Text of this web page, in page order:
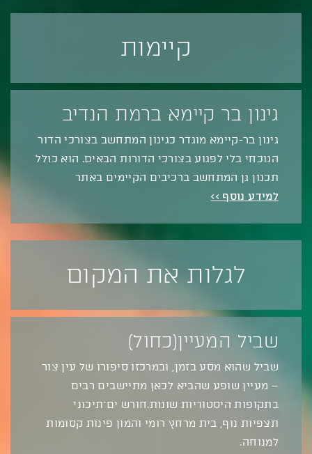
קיימות
גינון בר קיימא ברמת הנדיב
גינון בר-קיימא מוגדר כגינון המתחשב בצורכי הדור
הנוכחי בלי לפגוע בצורכי הדורות הבאים. הוא כולל
תכנון גן המתחשב ברכיבים הקיימים באתר
למידע נוסף >>
לגלות את המקום
שביל המעיין(כחול)
שביל שהוא מסע בזמן, ובמרכזו סיפורו של עין צור
– מעיין שופע שהביא לכאן מתיישבים רבים
בתקופות היסטוריות שונות.חורש ים־תיכוני
תצפיות נוף, בית מרחץ רומי והמון פינות קסומות
למנוחה.